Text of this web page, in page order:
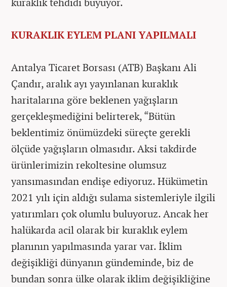
KURAKLIK EYLEM PLANI YAPILMALI
Antalya Ticaret Borsası (ATB) Başkanı Ali
Çandır, aralık ayı yayınlanan kuraklık
haritalarına göre beklenen yağışların
gerçekleşmediğini belirterek, “Bütün
beklentimiz önümüzdeki süreçte gerekli
ölçüde yağışların olmasıdır. Aksi takdirde
ürünlerimizin rekoltesine olumsuz
yansımasından endişe ediyoruz. Hükümetin
2021 yılı için aldığı sulama sistemleriyle ilgili
yatırımları çok olumlu buluyoruz. Ancak her
halükarda acil olarak bir kuraklık eylem
planının yapılmasında yarar var. İklim
değişikliği dünyanın gündeminde, biz de
bundan sonra ülke olarak iklim değişikliğine